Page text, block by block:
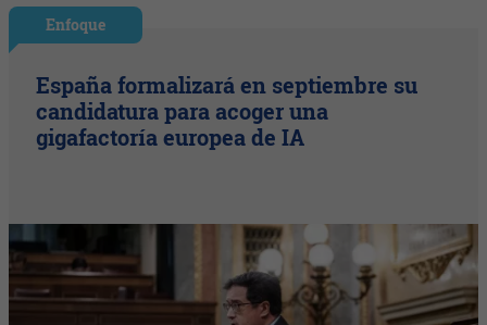
Enfoque
España formalizará en septiembre su
candidatura para acoger una
gigafactoría europea de IA